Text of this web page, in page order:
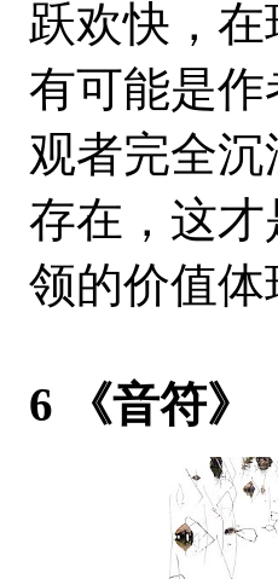
跃欢快，
有可能是
观者完全
存在，这
领的价值体
6 《音符